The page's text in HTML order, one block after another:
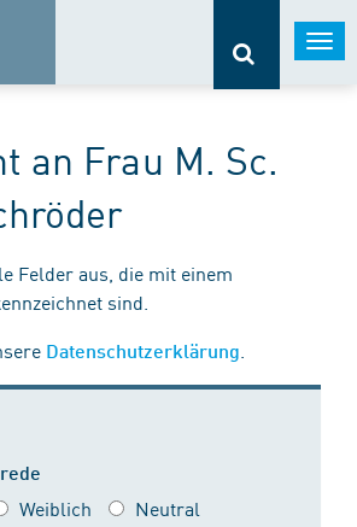
an Frau M. Sc.
Felder aus, die mit einem
sind.
Datenschutzerklärung
Weiblich Neutral